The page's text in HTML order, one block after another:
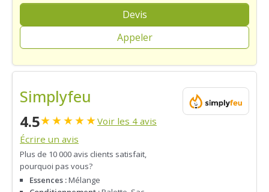
Devis
Appeler
Simplyfeu
4.5★★★★★Voir les 4 avis
Écrire un avis
Plus de 10 000 avis clients satisfait,
pourquoi pas vous?
Essences :Mélange